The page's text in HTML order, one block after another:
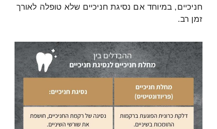
חניכיים, במיוחד אם נסיגת חניכיים שלא טופלה לאורך
זמן רב.